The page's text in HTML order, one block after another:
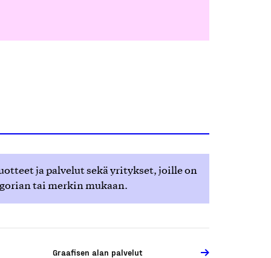
ja palvelut sekä yritykset, joille on
tai merkin mukaan.
Graafisen alan palvelut